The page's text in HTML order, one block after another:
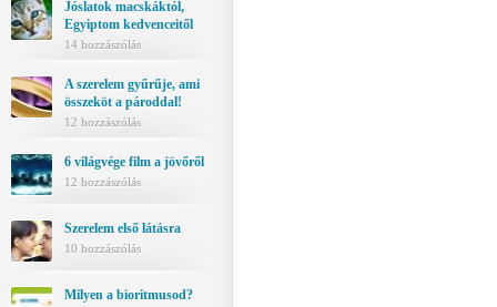
Jóslatok macskáktól,
Egyiptom kedvenceitől
14 hozzászólás
A szerelem gyűrűje, ami
összeköt a pároddal!
12 hozzászólás
6 világvége film a jövőről
12 hozzászólás
Szerelem első látásra
10 hozzászólás
Milyen a bioritmusod?